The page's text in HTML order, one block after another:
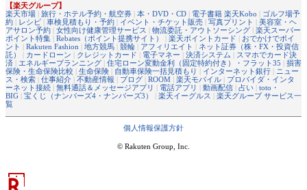
【楽天グループ】
楽天市場 | 旅行・ホテル予約・航空券 | 本・DVD・CD | 電子書籍 楽天Kobo | ゴルフ場予
約 | レシピ | 車検見積もり・予約 | イベント・チケット販売 | 写真プリント | 美容室・ヘ
アサロン予約 | 女性向け健康管理サービス | 物流委託・アウトソーシング | 楽天スーパー
ポイント特集 | Rebates（ポイント提携サイト） | 楽天ポイントカード | おでかけでポイ
ント | Rakuten Fashion | 地方競馬 | 競輪 | アフィリエイト | ネット証券（株・FX・投資信
託）
| カードローン | クレジットカード | 電子マネー | 決済システム | スマホでカード決
済 | エネルギープランニング | 住宅ローン変動金利（固定特約付き）・フラット35 | 損害
保険・生命保険比較 | 生命保険 | 自動車保険一括見積もり | インターネット銀行 | ニュー
ス・検索 | 仕事紹介 | 不動産情報 | ブログ | ROOM | 楽天モバイル | プロバイダ・インタ
ーネット接続 | 無料通話＆メッセージアプリ | 電話アプリ | 動画配信 | 占い | toto・
BIG | 宝くじ（ナンバーズ4・ナンバーズ3） | 楽天イーグルス | 楽天グループ サービス一
覧
個人情報保護方針
© Rakuten Group, Inc.